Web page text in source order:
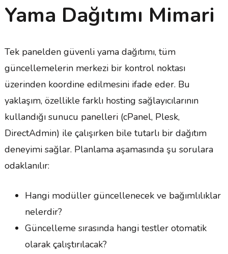
Yama Dağıtımı Mimari
Tek panelden güvenli yama dağıtımı, tüm
güncellemelerin merkezi bir kontrol noktası
üzerinden koordine edilmesini ifade eder. Bu
yaklaşım, özellikle farklı hosting sağlayıcılarının
kullandığı sunucu panelleri (cPanel, Plesk,
DirectAdmin) ile çalışırken bile tutarlı bir dağıtım
deneyimi sağlar. Planlama aşamasında şu sorulara
odaklanılır:
Hangi modüller güncellenecek ve bağımlılıklar
nelerdir?
Güncelleme sırasında hangi testler otomatik
olarak çalıştırılacak?